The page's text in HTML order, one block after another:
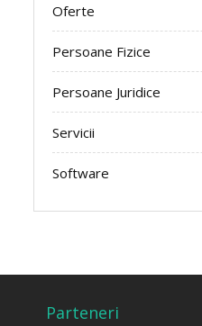
Oferte
Persoane Fizice
Persoane Juridice
Servicii
Software
Parteneri